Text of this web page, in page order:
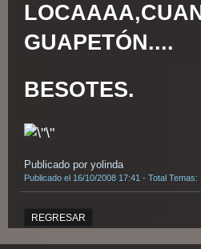
GUAPETÓN....
BESOTES.
Publicado por yolinda
Publicado el 16/10/2008 17:41 - Total Temas:
REGRESAR